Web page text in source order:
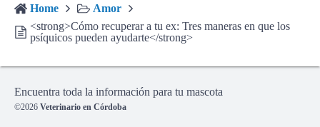
Home
Amor
<strong>Cómo recuperar a tu ex: Tres maneras en que los
psíquicos pueden ayudarte</strong>
Encuentra toda la información para tu mascota